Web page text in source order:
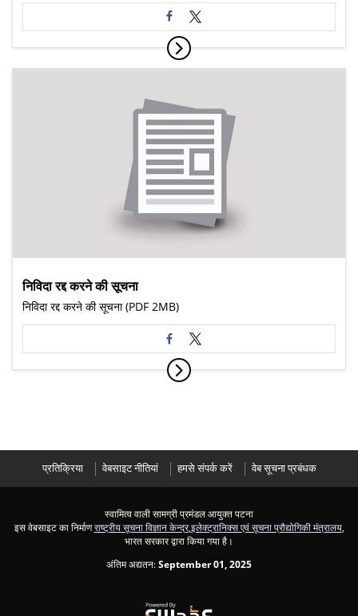
निविदा रद्द करने की सूचना
निविदा रद्द करने की सूचना (PDF 2MB)
प्रतिक्रिया वेबसाइट नीतियां हमसे संपर्क करें वेब सूचना प्रबंधक
स्वामित्व वाली सामग्री प्रमंडल आयुक्त पटना
इस वेबसाइट का निर्माणराष्ट्रीय सूचना विज्ञान केन्द्र,इलेक्ट्रानिक्स एवं सूचना प्रौद्योगिकी मंत्रालय,
भारत सरकार द्वारा किया गया है।
अंतिम अद्यतन:September 01, 2025